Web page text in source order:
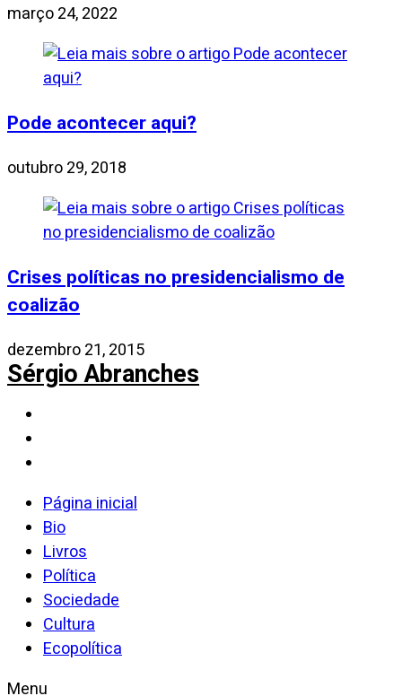
março 24, 2022
Pode acontecer aqui?
outubro 29, 2018
Crises políticas no presidencialismo de
coalizão
dezembro 21, 2015
Sérgio Abranches
Página inicial
Bio
Livros
Política
Sociedade
Cultura
Ecopolítica
Menu